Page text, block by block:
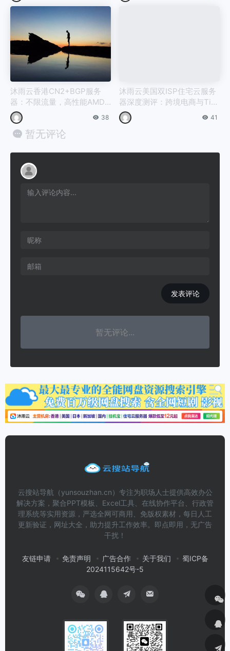
沐雨云香港CN2+BGP服务
器：不限流量，高性能AMD/
铂金处理器，低至28元/月 38
沐雨云美国双ISP住宅云服务
器深度测评：跨境电商与TikT
ok运营首选
41
暂无评论
发表评论
暂无评论...
云搜站导航（yunsouzhan.cn）专注为职场人士提供高效办公
解决方案，聚合PPT模板、Excel工具、在线协作平台、行政管
理系统等实用资源，严选全网可商用、免版权素材，每日人工
更新验证，网址大全，助力提升工作效率。即点即用，无广告
干扰！
友链申请 免责声明 广告合作 关于我们
蜀ICP备
2024115642号-5